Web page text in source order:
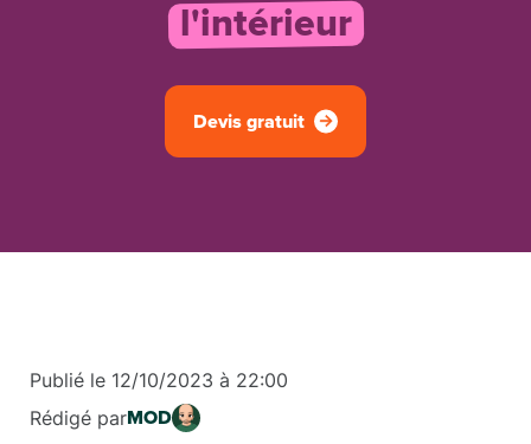
l'intérieur
Devis gratuit
Publié le 12/10/2023 à 22:00
Rédigé parMOD